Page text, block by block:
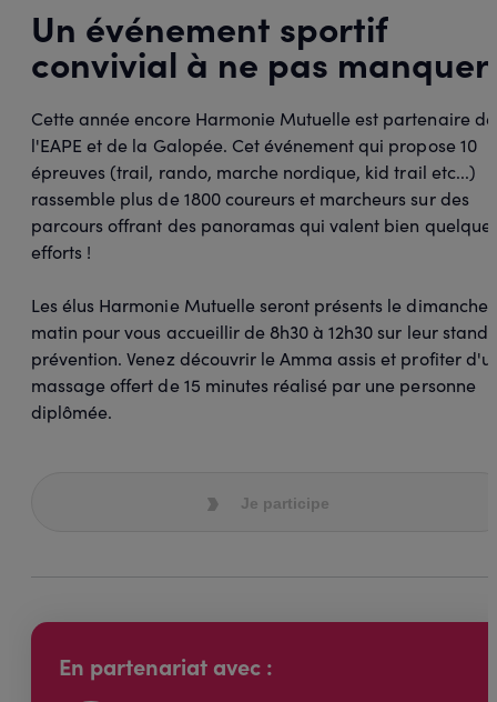
Un événement sportif
convivial à ne pas manquer
Cette année encore Harmonie Mutuelle est partenaire de
l'EAPE et de la Galopée. Cet événement qui propose 10
épreuves (trail, rando, marche nordique, kid trail etc...)
rassemble plus de 1800 coureurs et marcheurs sur des
parcours offrant des panoramas qui valent bien
efforts !
Les élus Harmonie Mutuelle seront présents le dimanche
matin pour vous accueillir de 8h30 à 12h30 sur leur stand
prévention. Venez découvrir le Amma assis et profiter
massage offert de 15 minutes réalisé par une personne
diplômée.
Je participe
En partenariat avec :